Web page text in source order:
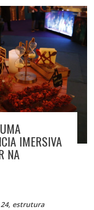
IMERSIVA
NA
estrutura